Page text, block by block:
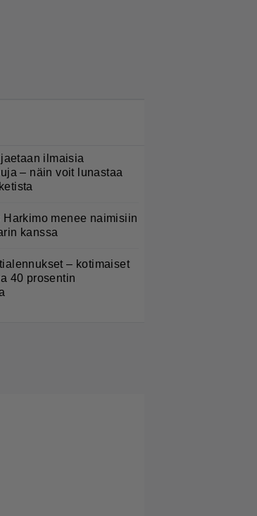
ilmaisia
– näin voit lunastaa
menee naimisiin
kanssa
– kotimaiset
40 prosentin